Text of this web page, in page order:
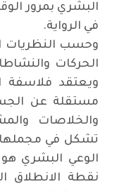
البشري بمرور
في الرواية.
وحسب النظريات
الحركات
ويعتقد فلاسفة
مستقلة عن
والخلاصات
تشكل في مجملها
الوعي البشري هو
نقطة الانطلاق